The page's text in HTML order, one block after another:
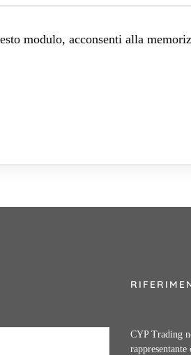
modulo, acconsenti alla
CYP Trading